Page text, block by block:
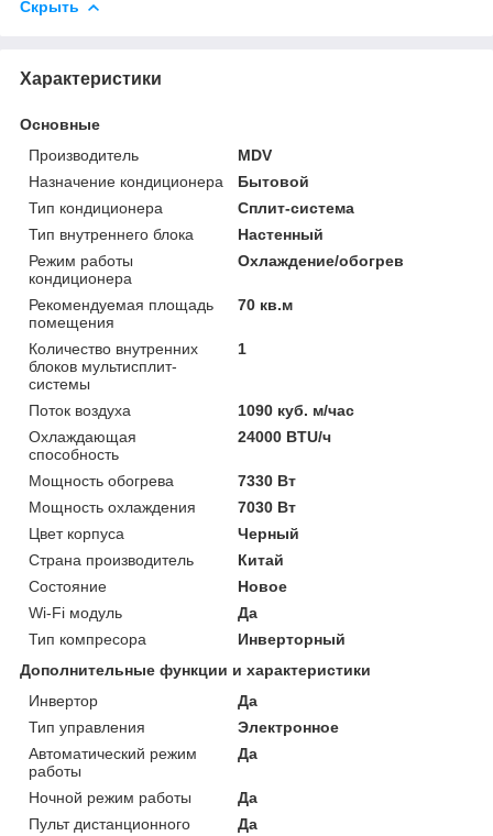
Скрыть
Характеристики
Основные
Производитель
MDV
Назначение кондиционера
Бытовой
Тип кондиционера
Сплит-система
Тип внутреннего блока
Настенный
Режим работы
кондиционера
Охлаждение/обогрев
Рекомендуемая площадь
помещения
70 кв.м
Количество внутренних
блоков мультисплит-
системы
1
Поток воздуха
1090 куб. м/час
Охлаждающая
способность
24000 BTU/ч
Мощность обогрева
7330 Вт
Мощность охлаждения
7030 Вт
Цвет корпуса
Черный
Страна производитель
Китай
Состояние
Новое
Wi-Fi модуль
Да
Тип компресора
Инверторный
Дополнительные функции и характеристики
Инвертор
Да
Тип управления
Электронное
Автоматический режим
работы
Да
Ночной режим работы
Да
Пульт дистанционного
Да